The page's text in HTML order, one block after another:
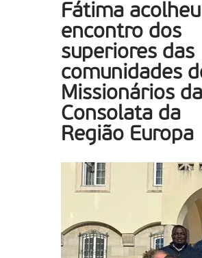
Fátima acolheu
encontro dos
superiores das
comunidades
Missionários da
Consolata da
Região Europa